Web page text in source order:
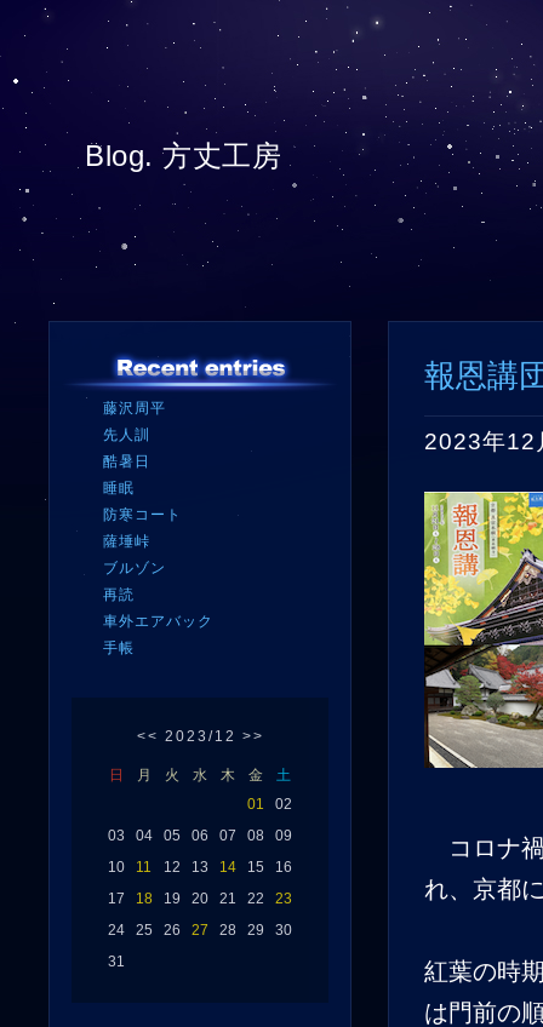
Blog. 方丈工房
藤沢周平
先人訓
酷暑日
睡眠
防寒コート
薩埵峠
ブルゾン
再読
車外エアバック
手帳
<< 2023/12 >>
日 月 火 水 木 金
土
01
02
03
04 05 06 07 08
09
10
11 12 13 14 15
16
17
18 19 20 21 22
23
24
25 26 27 28 29
30
31
報恩講
2023年12
コロナ禍
れ、京都
紅葉の時
は門前の